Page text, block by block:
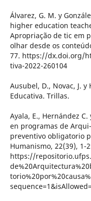
Álvarez, G. M. y
higher education
Apropriação de tic em
olhar desde os
77. https://dx.doi.org/
tiva-2022-260104
Ausubel, D., Novac, J.
Educativa. Trillas.
Ayala, E., Hernández
en programas de
preventivo obligatorio
Humanismo, 22(39), 1-
https://